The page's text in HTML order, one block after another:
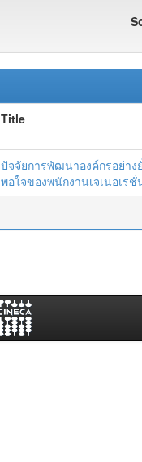
Title
ปัจจัยการพัฒนาองค์กรอย่าง
พอใจของพนักงานเจเนอเร